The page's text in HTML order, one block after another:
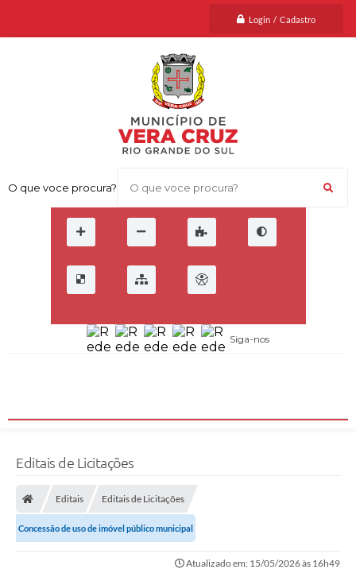
Login / Cadastro
O que voce procura?
Siga-nos
Editais de Licitações
Editais Editais de Licitações
Concessão de uso de imóvel público municipal
Atualizado em: 15/05/2026 às 16h49